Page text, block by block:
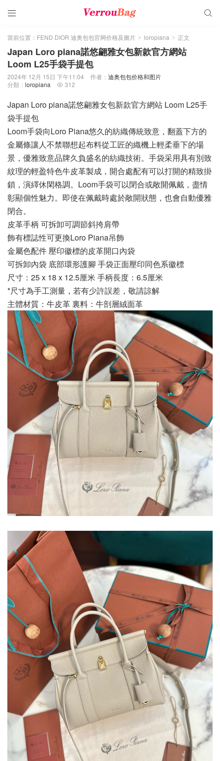
 
當前位置： FEND DIOR 迪奥包包官网价格及圖片 > loropiana > 正文
Japan Loro piana諾悠翩雅女包新款官方網站
Loom L25手袋手提包
2024年 12月 15日 下午11:04 作者： 迪奥包包价格和图片
分類： loropiana  312
Japan Loro piana諾悠翩雅女包新款官方網站 Loom L25手
袋手提包
Loom手袋向Loro Piana悠久的紡織傳統致意，翻蓋下方的
金屬條讓人不禁聯想起布料從工匠的織機上輕柔垂下的場
景，優雅致意品牌久負盛名的紡織技術。手袋采用具有別致
紋理的輕盈特色牛皮革製成，開合處配有可以打開的精致掛
鎖，演繹休閑格調。Loom手袋可以閉合或敞開佩戴，盡情
彰顯個性魅力。即使在佩戴時處於敞開狀態，也會自動優雅
閉合。
皮革手柄 可拆卸可調節斜挎肩帶
飾有標誌性可更換Loro Piana吊飾
金屬色配件 壓印徽標的皮革開口內袋
可拆卸內袋 底部環形護腳 手袋正面壓印同色系徽標
尺寸：25 x 18 x 12.5厘米 手柄長度：6.5厘米
*尺寸為手工測量，若有少許誤差，敬請諒解
主體材質：牛皮革 裏料：牛剖層絨面革